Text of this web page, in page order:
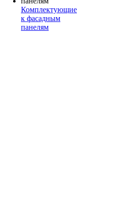
Комплектующие
к фасадным
панелям